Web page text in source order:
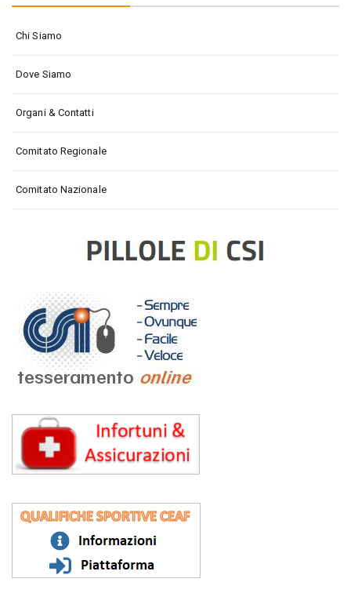
Chi Siamo
Dove Siamo
Organi & Contatti
Comitato Regionale
Comitato Nazionale